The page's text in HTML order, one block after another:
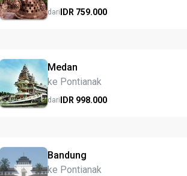
dariIDR 759.000
Medan
ke Pontianak
dariIDR 998.000
Bandung
ke Pontianak